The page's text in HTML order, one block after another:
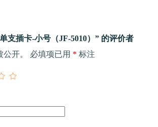
支插卡-小号（JF-5010）” 的评价者
开。
必填项已用 * 标注